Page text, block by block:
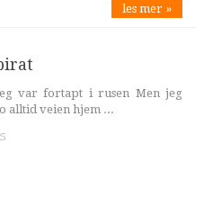
les mer »
var fortapt i rusen Men jeg
alltid veien hjem ...